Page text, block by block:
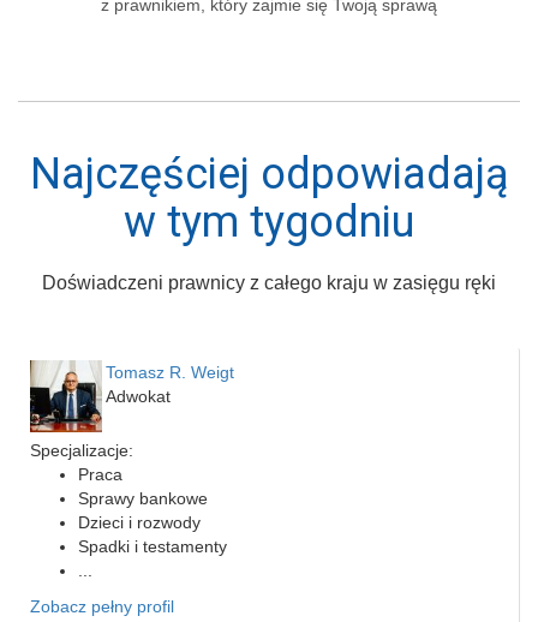
z prawnikiem, który zajmie się Twoją sprawą
Najczęściej odpowiadają
w tym tygodniu
Doświadczeni prawnicy z całego kraju w zasięgu ręki
Tomasz R. Weigt
Adwokat
Specjalizacje:
Praca
Sprawy bankowe
Dzieci i rozwody
Spadki i testamenty
Zobacz pełny profil